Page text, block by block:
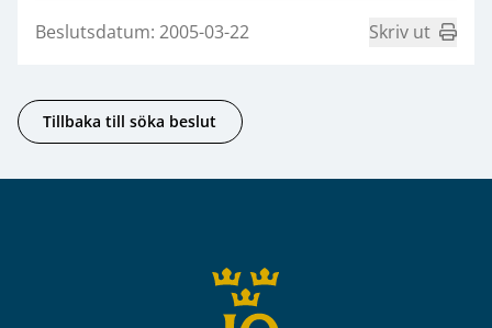
Beslutsdatum: 2005-03-22 Skriv ut
Tillbaka till söka beslut